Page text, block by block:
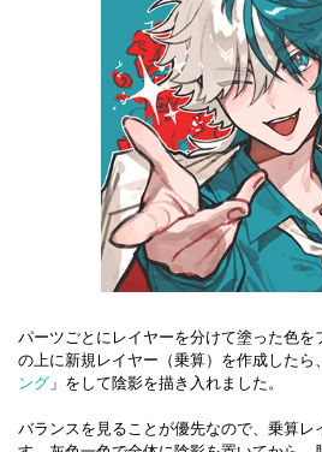
パーツごとにレイヤーを分けて塗った色を
の上に新規レイヤー（乗算）を作成したら
ング 」をして陰影を描き入れました。
バランスを見ることが優先なので、乗算レ